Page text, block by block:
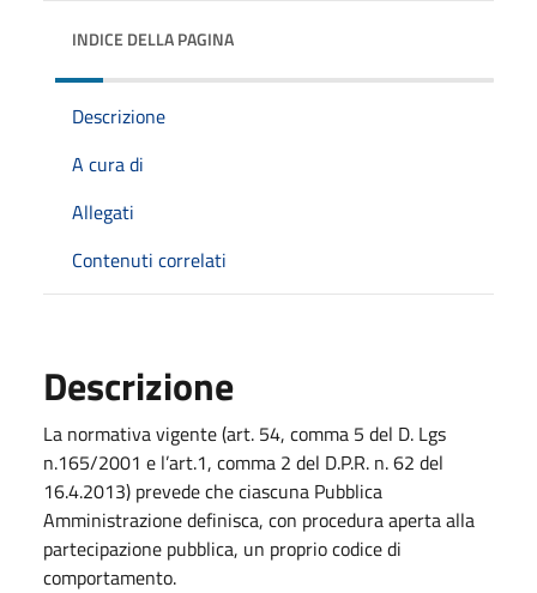
INDICE DELLA PAGINA
Descrizione
A cura di
Allegati
Contenuti correlati
Descrizione
La normativa vigente (art. 54, comma 5 del D. Lgs
n.165/2001 e l’art.1, comma 2 del D.P.R. n. 62 del
16.4.2013) prevede che ciascuna Pubblica
Amministrazione definisca, con procedura aperta alla
partecipazione pubblica, un proprio codice di
comportamento.